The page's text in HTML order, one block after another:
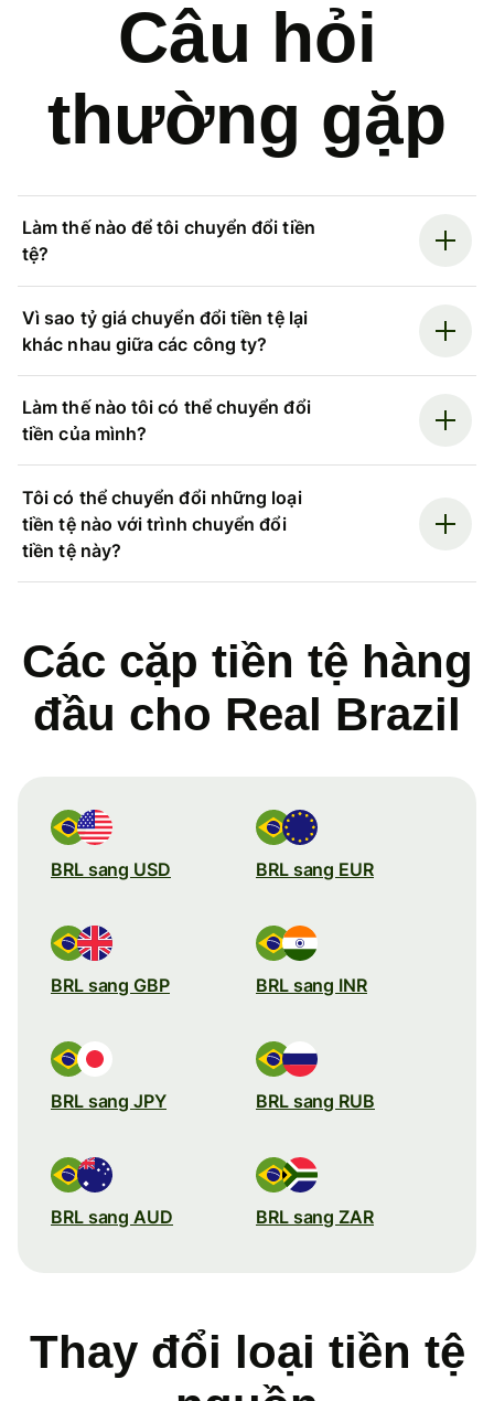
Câu hỏi
thường gặp
Làm thế nào để tôi chuyển đổi tiền
tệ?
Vì sao tỷ giá chuyển đổi tiền tệ lại
khác nhau giữa các công ty?
Làm thế nào tôi có thể chuyển đổi
tiền của mình?
Tôi có thể chuyển đổi những loại
tiền tệ nào với trình chuyển đổi
tiền tệ này?
Các cặp tiền tệ hàng
đầu cho Real Brazil
BRL sang USD BRL sang EUR
BRL sang GBP BRL sang INR
BRL sang JPY BRL sang RUB
BRL sang AUD BRL sang ZAR
Thay đổi loại tiền tệ